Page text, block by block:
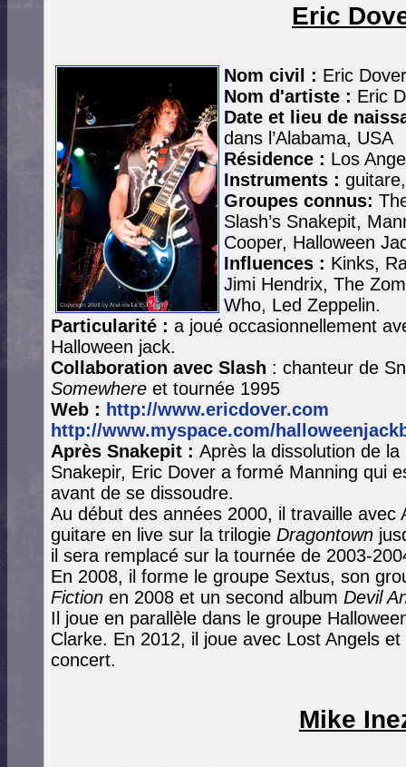
Eric
Nom civil : Eric Dover
Nom d'artiste : Eric
Date et lieu de
dans l’Alabama, USA
Résidence : Los
Instruments :
Groupes connus:
Slash’s Snakepit,
Cooper, Halloween
Influences : Kinks,
Jimi Hendrix, The
Who, Led Zeppelin.
Particularité : a joué occasionnellement
Halloween jack.
Collaboration avec Slash : chanteur de
Somewhere et tournée 1995
Web : http://www.ericdover.com
http://www.myspace.com/
Après Snakepit : Après la dissolution de
Snakepir, Eric Dover a formé Manning qui
avant de se dissoudre.
Au début des années 2000, il travaille avec
guitare en live sur la trilogie Dragontown
il sera remplacé sur la tournée de 2003-
En 2008, il forme le groupe Sextus, son
Fiction en 2008 et un second album Devil
Il joue en parallèle dans le groupe
Clarke. En 2012, il joue avec Lost Angels
concert.
Mike